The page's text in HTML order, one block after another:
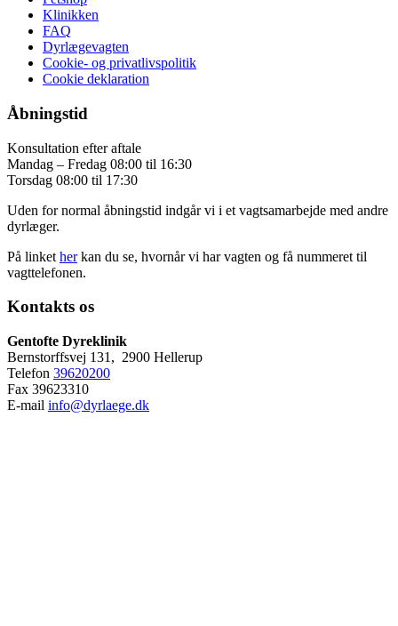
Klinikken
FAQ
Dyrlægevagten
Cookie- og privatlivspolitik
Cookie deklaration
Åbningstid
Konsultation efter aftale
Mandag – Fredag 08:00 til 16:30
Torsdag 08:00 til 17:30
Uden for normal åbningstid indgår vi i et vagtsamarbejde med andre
dyrlæger.
På linket herkan du se, hvornår vi har vagten og få nummeret til
vagttelefonen.
Kontakts os
Gentofte Dyreklinik
Bernstorffsvej 131, 2900 Hellerup
Telefon 39620200
Fax 39623310
E-mail info@dyrlaege.dk